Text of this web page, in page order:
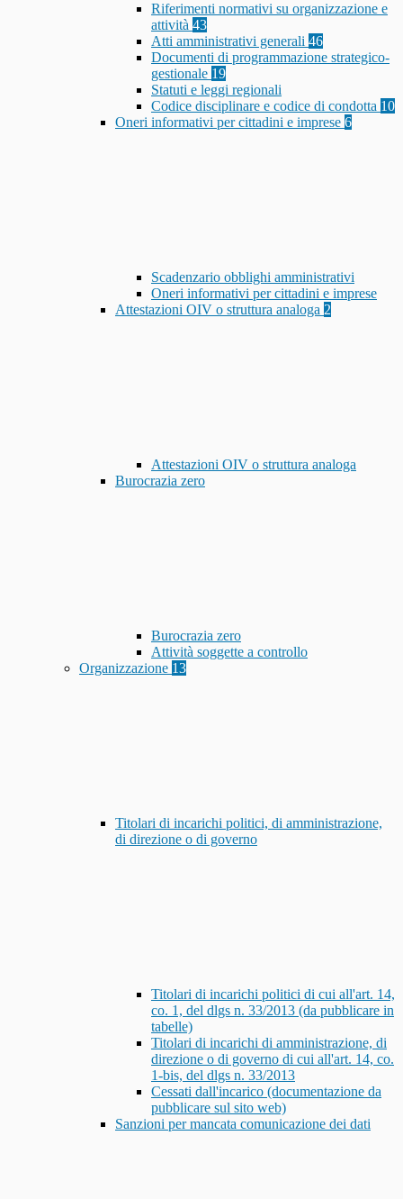
Riferimenti normativi su organizzazione e
attività 43
Atti amministrativi generali 46
Documenti di programmazione strategico-
gestionale 19
Statuti e leggi regionali
Codice disciplinare e codice di condotta 10
Oneri informativi per cittadini e imprese 6
Scadenzario obblighi amministrativi
Oneri informativi per cittadini e imprese
Attestazioni OIV o struttura analoga 2
Attestazioni OIV o struttura analoga
Burocrazia zero
Burocrazia zero
Attività soggette a controllo
Organizzazione 13
Titolari di incarichi politici, di amministrazione,
di direzione o di governo
Titolari di incarichi politici di cui all'art. 14,
co. 1, del dlgs n. 33/2013 (da pubblicare in
tabelle)
Titolari di incarichi di amministrazione, di
direzione o di governo di cui all'art. 14, co.
1-bis, del dlgs n. 33/2013
Cessati dall'incarico (documentazione da
pubblicare sul sito web)
Sanzioni per mancata comunicazione dei dati